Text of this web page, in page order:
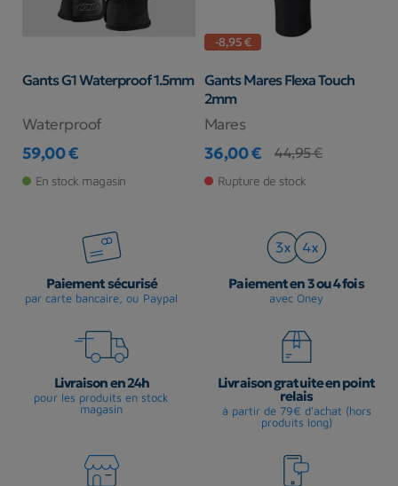
Gants G1 Waterproof 1.5mm
Waterproof
Prix
59,00 €
En stock magasin
-8,95 €
Gants Mares Flexa Touch
2mm
Mares
Prix
36,00 €
Prix de base
44,95 €
Rupture de stock
Paiement sécurisé
par carte bancaire, ou Paypal
Paiement en 3 ou 4 fois
avec Oney
Livraison en 24h
pour les produits en stock
magasin
Livraison gratuite en point
relais
à partir de 79€ d'achat (hors
produits long)